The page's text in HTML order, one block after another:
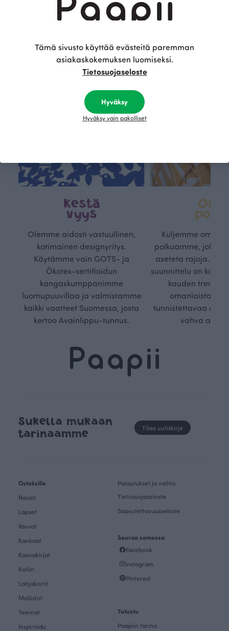
Tämä on Paapii
Kestä
vyys
Olemme aidosti vastuullinen,
kotimainen designyritys.
Käytämme vain GOTS- ja
Ökotex-sertifioidun
kangaskumppanimme
luomupuuvillaa ja valmistamme
kaikki vaatteet Suomessa, josta
kertoo Avainlippu-tunnus.
Oma
Kuljemme omaa,
polkuamme, jolla
aseteta rajoja.
suunnittelu on
kauden
omanlaista,
tunnistettavaa
vahva
Sukella mukaan
tarinaamme
Tilaa uutiskirje
Ostoksille
Naiset
Lapset
Vauvat
Kankaat
Kaavakirjat
Kotiin
Lahjakortit
Mallistot
Teemat
Inspiroidu
Palautukset ja vaihto
Tietosuojaseloste
Saavutettavuusseloste
Seuraa somessa
Facebook
Instagram
Pinterest
Tutustu
Paapiin tarina
Tämä sivusto käyttää evästeitä paremman
asiakaskokemuksen luomiseksi.
Tietosuojaseloste
Hyväksy
Hyväksy vain pakolliset